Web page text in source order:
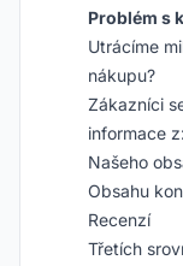
Problém s
Utrácíme
nákupu?
Zákazníci
informace z:
Našeho
Obsahu
Recenzí
Třetích